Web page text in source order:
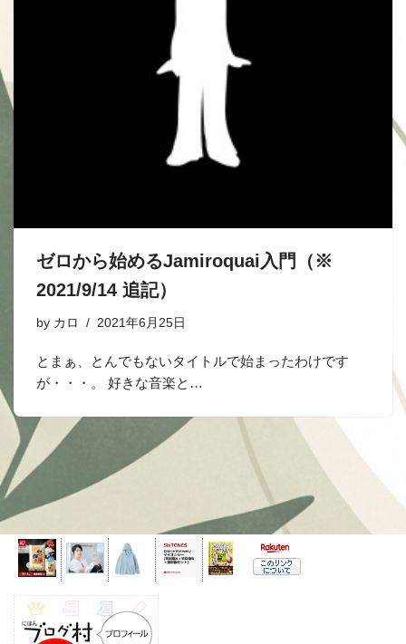
ゼロから始めるJamiroquai入門（※
2021/9/14 追記）
by カロ 2021年6月25日
とまぁ、とんでもないタイトルで始まったわけです
が・・・。 好きな音楽と…